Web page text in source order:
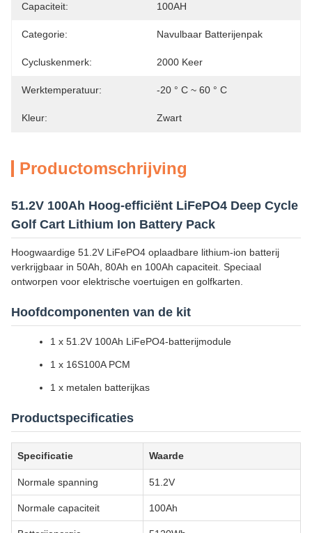
Capaciteit: 100AH
Categorie: Navulbaar Batterijenpak
Cycluskenmerk: 2000 Keer
Werktemperatuur: -20 ° C ~ 60 ° C
Kleur: Zwart
Productomschrijving
51.2V 100Ah Hoog-efficiënt LiFePO4 Deep Cycle
Golf Cart Lithium Ion Battery Pack
Hoogwaardige 51.2V LiFePO4 oplaadbare lithium-ion batterij
verkrijgbaar in 50Ah, 80Ah en 100Ah capaciteit. Speciaal
ontworpen voor elektrische voertuigen en golfkarten.
Hoofdcomponenten van de kit
1 x 51.2V 100Ah LiFePO4-batterijmodule
1 x 16S100A PCM
1 x metalen batterijkas
Productspecificaties
Specificatie Waarde
Normale spanning 51.2V
Normale capaciteit 100Ah